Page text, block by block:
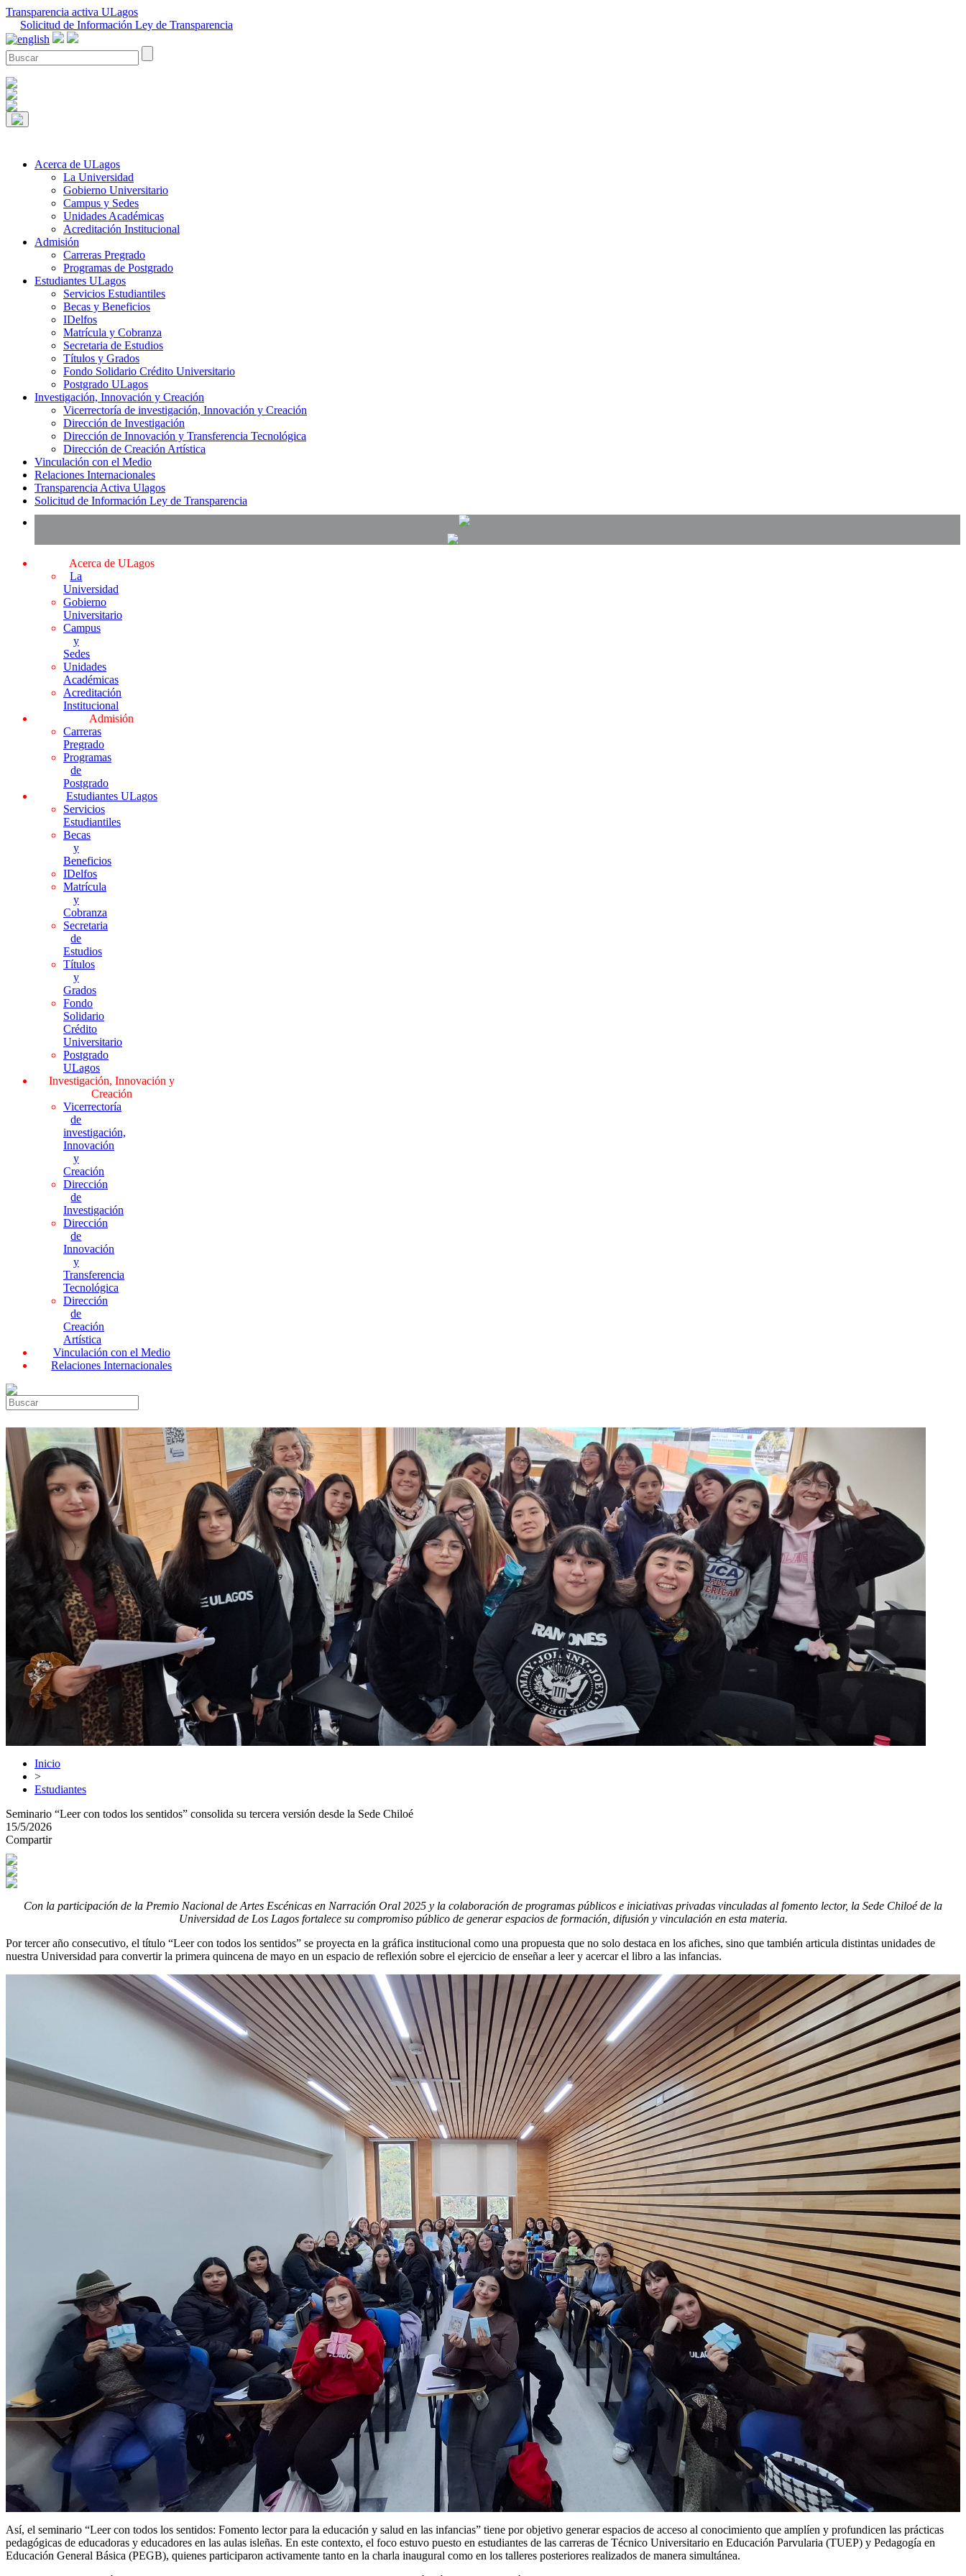
Transparencia activa ULagos
Solicitud de Información Ley de Transparencia
Acerca de ULagos
La Universidad
Gobierno Universitario
Campus y Sedes
Unidades Académicas
Acreditación Institucional
Admisión
Carreras Pregrado
Programas de Postgrado
Estudiantes ULagos
Servicios Estudiantiles
Becas y Beneficios
IDelfos
Matrícula y Cobranza
Secretaria de Estudios
Títulos y Grados
Fondo Solidario Crédito Universitario
Postgrado ULagos
Investigación, Innovación y Creación
Vicerrectoría de investigación, Innovación y Creación
Dirección de Investigación
Dirección de Innovación y Transferencia Tecnológica
Dirección de Creación Artística
Vinculación con el Medio
Relaciones Internacionales
Transparencia Activa Ulagos
Solicitud de Información Ley de Transparencia
Acerca de ULagos
La
Universidad
Gobierno
Universitario
Campus
y
Sedes
Unidades
Académicas
Acreditación
Institucional
Admisión
Carreras
Pregrado
Programas
de
Postgrado
Estudiantes ULagos
Servicios
Estudiantiles
Becas
y
Beneficios
IDelfos
Matrícula
y
Cobranza
Secretaria
de
Estudios
Títulos
y
Grados
Fondo
Solidario
Crédito
Universitario
Postgrado
ULagos
Investigación, Innovación y
Creación
Vicerrectoría
de
investigación,
Innovación
y
Creación
Dirección
de
Investigación
Dirección
de
Innovación
y
Transferencia
Tecnológica
Dirección
de
Creación
Artística
Vinculación con el Medio
Relaciones Internacionales
Inicio
>
Estudiantes
Seminario “Leer con todos los sentidos” consolida su tercera versión desde la Sede Chiloé
15/5/2026
Compartir
Con la participación de la Premio Nacional de Artes Escénicas en Narración Oral 2025 y la colaboración de programas públicos e iniciativas privadas vinculadas al fomento lector, la Sede Chiloé de la
Universidad de Los Lagos fortalece su compromiso público de generar espacios de formación, difusión y vinculación en esta materia.
Por tercer año consecutivo, el título “Leer con todos los sentidos” se proyecta en la gráfica institucional como una propuesta que no solo destaca en los afiches, sino que también articula distintas unidades de
nuestra Universidad para convertir la primera quincena de mayo en un espacio de reflexión sobre el ejercicio de enseñar a leer y acercar el libro a las infancias.
Así, el seminario “Leer con todos los sentidos: Fomento lector para la educación y salud en las infancias” tiene por objetivo generar espacios de acceso al conocimiento que amplíen y profundicen las prácticas
pedagógicas de educadoras y educadores en las aulas isleñas. En este contexto, el foco estuvo puesto en estudiantes de las carreras de Técnico Universitario en Educación Parvularia (TUEP) y Pedagogía en
Educación General Básica (PEGB), quienes participaron activamente tanto en la charla inaugural como en los talleres posteriores realizados de manera simultánea.